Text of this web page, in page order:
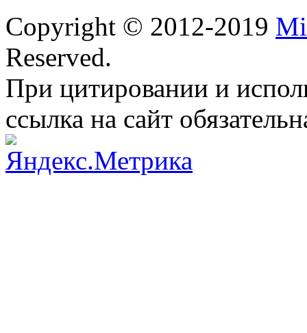
Copyright © 2012-2019
Reserved.
При цитировании и
ссылка на сайт